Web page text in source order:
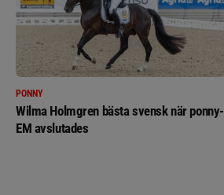
PONNY
Wilma Holmgren bästa svensk när ponny-
EM avslutades